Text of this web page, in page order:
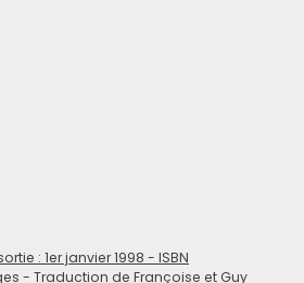
: 1er janvier 1998 - ISBN
- Traduction de Françoise et Guy